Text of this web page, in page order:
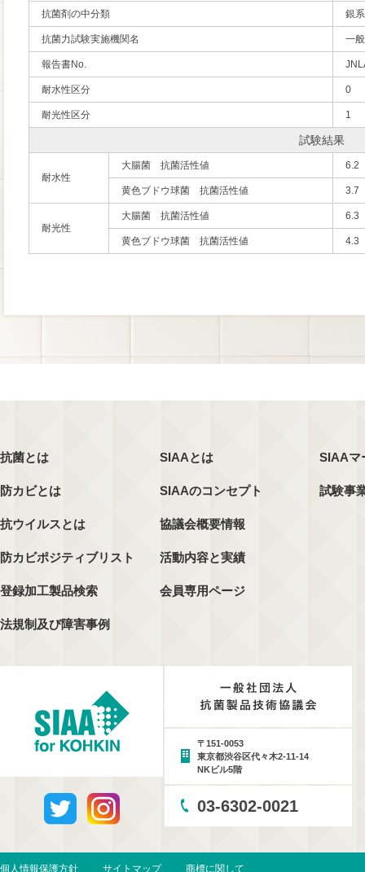
抗菌剤の中分類 銀
抗菌力試験実施機関名 一
報告書No.
耐水性区分 0
耐光性区分 1
試験結果
耐水性
大腸菌 抗菌活性値 6.2
黄色ブドウ球菌 抗菌活性値 3.7
耐光性
大腸菌 抗菌活性値 6.3
黄色ブドウ球菌 抗菌活性値 4.3
抗菌とは
防カビとは
抗ウイルスとは
防カビポジティブリスト
登録加工製品検索
法規制及び障害事例
SIAAとは
SIAAのコンセプト
協議会概要情報
活動内容と実績
会員専用ページ
SIAAマ
試験事
〒151-0053
東京都渋谷区代々木2-11-14
NKビル5階
03-6302-0021
個人情報保護方針 サイトマップ 商標に関して